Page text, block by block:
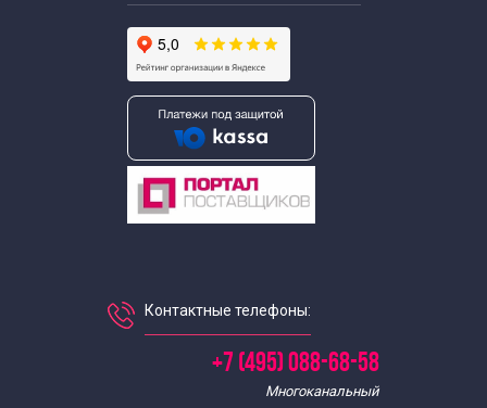
Контактные телефоны:
+7 (495) 088-68-58
Многоканальный